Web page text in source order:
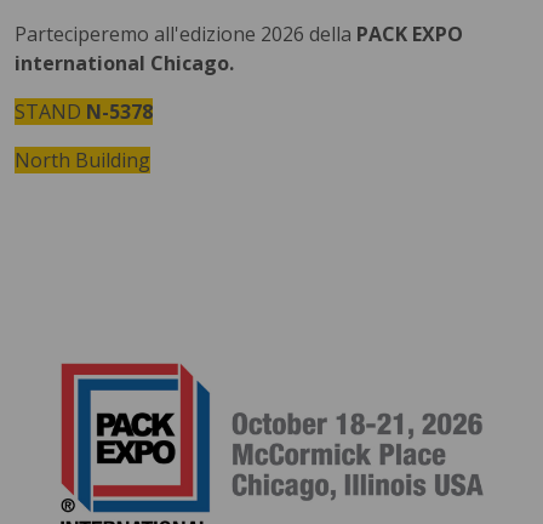
Parteciperemo all'edizione 2026 della PACK EXPO
international Chicago.
STAND N-5378
North Building